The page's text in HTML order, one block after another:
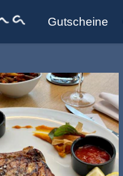
Gutscheine